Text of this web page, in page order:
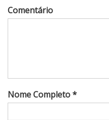
Comentário
Nome Completo *